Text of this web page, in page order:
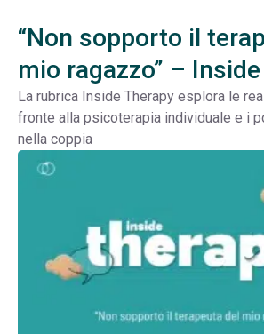
“Non sopporto il
mio ragazzo” –
La rubrica Inside Therapy esplora le
fronte alla psicoterapia individuale e i
nella coppia